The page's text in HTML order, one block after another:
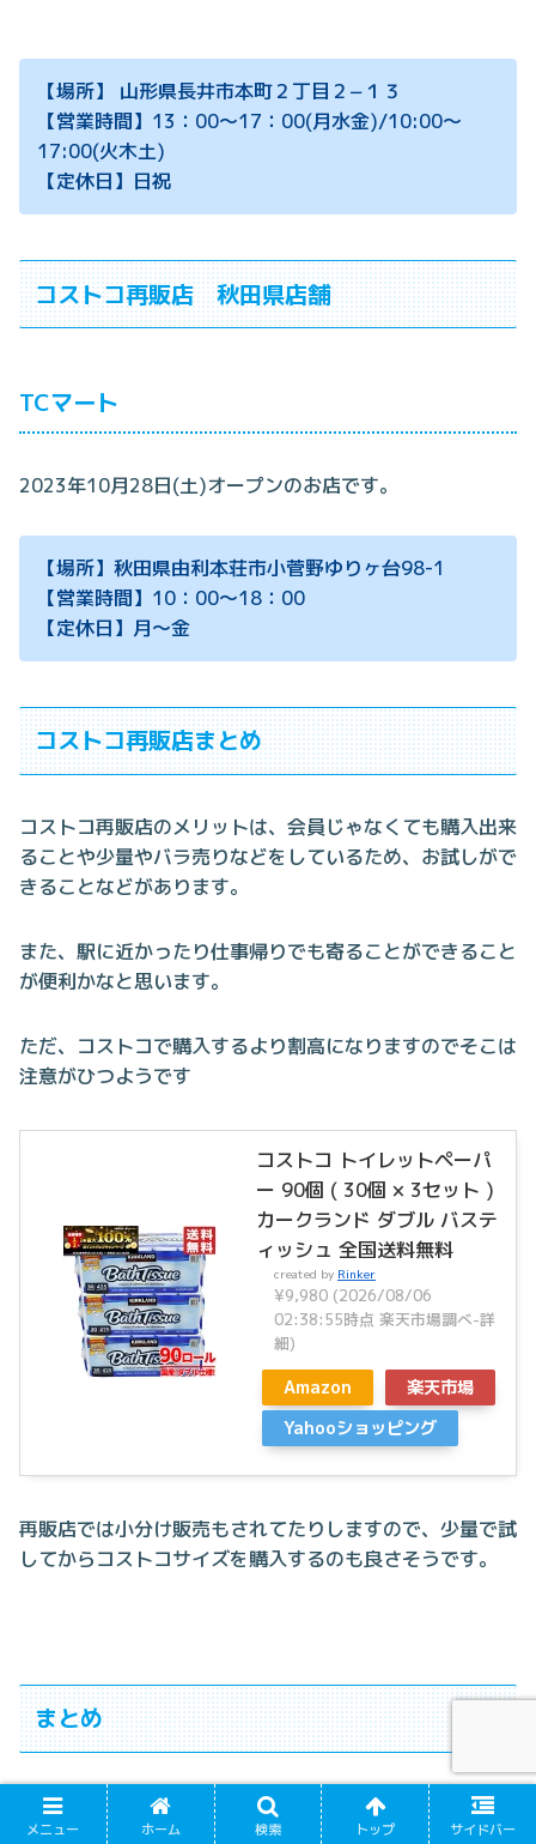
【場所】 山形県長井市本町２丁目２−１３
【営業時間】13：00～17：00(月水金)/10:00～
17:00(火木土)
【定休日】日祝
コストコ再販店 秋田県店舗
TCマート
2023年10月28日(土)オープンのお店です。
【場所】秋田県由利本荘市小菅野ゆりヶ台98-1
【営業時間】10：00～18：00
【定休日】月～金
コストコ再販店まとめ
コストコ再販店のメリットは、会員じゃなくても購入出来
ることや少量やバラ売りなどをしているため、お試しがで
きることなどがあります。
また、駅に近かったり仕事帰りでも寄ることができること
が便利かなと思います。
ただ、コストコで購入するより割高になりますのでそこは
注意がひつようです
コストコ トイレットペーパ
ー 90個 ( 30個 × 3セット )
カークランド ダブル バステ
ィッシュ 全国送料無料
created by Rinker
¥9,980 (2026/08/06
02:38:55時点 楽天市場調べ-詳
細)
Amazon
楽天市場
Yahooショッピング
再販店では小分け販売もされてたりしますので、少量で試
してからコストコサイズを購入するのも良さそうです。
まとめ
めざましテレビで紹介されたコストコ再販店ストックマー
トは、コストコ公認の転売店舗です。
メニュー ホーム 検索 トップ サイドバー